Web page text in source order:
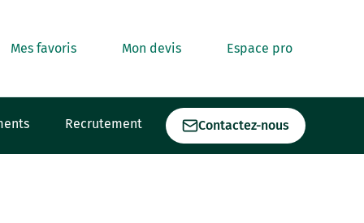
Mes favoris Mon devis Espace pro
Recrutement Contactez-nous